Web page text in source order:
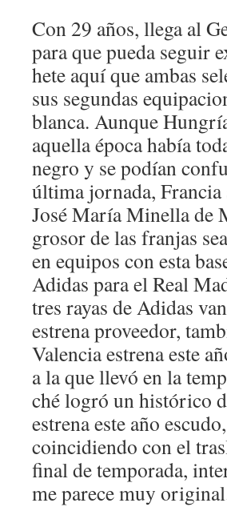
Con 29 años, llega al
para que pueda seguir
hete aquí que ambas
sus segundas
blanca. Aunque
aquella época había
negro y se podían
última jornada, Francia
José María Minella de
grosor de las franjas
en equipos con esta
Adidas para el Real
tres rayas de Adidas
estrena proveedor,
Valencia estrena este
a la que llevó en la
ché logró un histórico
estrena este año
coincidiendo con el
final de temporada,
me parece muy